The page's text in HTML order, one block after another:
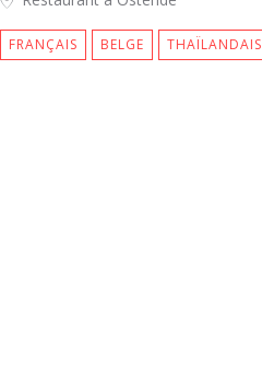
FRANÇAIS BELGE THAÏLANDAIS